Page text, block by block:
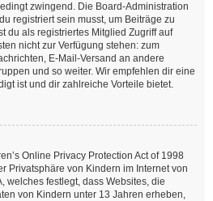
zwingend. Die Board-Administration
registriert sein musst, um Beiträge zu
du als registriertes Mitglied Zugriff auf
nicht zur Verfügung stehen: zum
E-Mail-Versand an andere
und so weiter. Wir empfehlen dir eine
ist und dir zahlreiche Vorteile bietet.
Online Privacy Protection Act of 1998
Privatsphäre von Kindern im Internet von
welches festlegt, dass Websites, die
von Kindern unter 13 Jahren erheben,